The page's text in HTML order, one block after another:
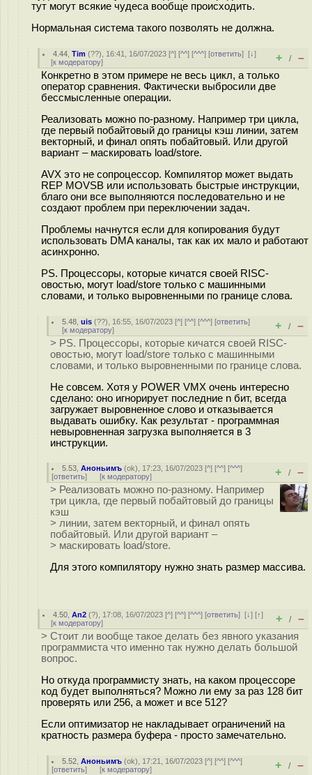
тут могут всякие чудеса вообще происходить.
Нормальная система такого позволять не должна.
4.44 ,Tim (??), 16:41, 16/07/2023 [^] [^^] [^^^] [ответить][↓]
[к модератору] + / –
Конкретно в этом примере не весь цикл, а только
оператор сравнения. Фактически выбросили две
бессмысленные операции.
Реализовать можно по-разному. Например три цикла,
где первый побайтовый до границы кэш линии, затем
векторный, и финал опять побайтовый. Или другой
вариант – маскировать load/store.
AVX это не сопроцессор. Компилятор может выдать
REP MOVSB или использовать быстрые инструкции,
благо они все выполняются последовательно и не
создают проблем при переключении задач.
Проблемы начнутся если для копирования будут
использовать DMA каналы, так как их мало и работают
асинхронно.
PS. Процессоры, которые кичатся своей RISC-
овостью, могут load/store только с машинными
словами, и только выровненными по границе слова.
5.48 ,uis (??), 16:55, 16/07/2023 [^] [^^] [^^^] [ответить]
[к модератору] + / –
> PS. Процессоры, которые кичатся своей RISC-
овостью, могут load/store только с машинными
словами, и только выровненными по границе слова.
Не совсем. Хотя у POWER VMX очень интересно
сделано: оно игнорирует последние n бит, всегда
загружает выровненное слово и отказывается
выдавать ошибку. Как результат - программная
невыровненная загрузка выполняется в 3
инструкции.
5.53 ,Аноньимъ (ok), 17:23, 16/07/2023 [^] [^^] [^^^]
[ответить] [к модератору] + / –
> Реализовать можно по-разному. Например
три цикла, где первый побайтовый до границы
кэш
> линии, затем векторный, и финал опять
побайтовый. Или другой вариант –
> маскировать load/store.
Для этого компилятору нужно знать размер массива.
4.50 ,An2 (?), 17:08, 16/07/2023 [^] [^^] [^^^] [ответить][↓] [↑]
[к модератору] + / –
> Стоит ли вообще такое делать без явного указания
программиста что именно так нужно делать большой
вопрос.
Но откуда программисту знать, на каком процессоре
код будет выполняться? Можно ли ему за раз 128 бит
проверять или 256, а может и все 512?
Если оптимизатор не накладывает ограничений на
кратность размера буфера - просто замечательно.
5.52 ,Аноньимъ (ok), 17:21, 16/07/2023 [^] [^^] [^^^]
[ответить] [к модератору] + / –